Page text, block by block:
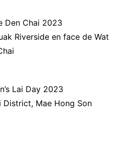
Den Chai 2023
Riverside en face de Wat
Lai Day 2023
District, Mae Hong Son